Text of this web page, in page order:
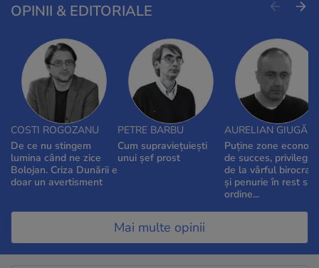
OPINII & EDITORIALE
COSTI ROGOZANU
De ce nu stingem
lumina când ne zice
Bolojan. Criza Dunării e
doar un avertisment
PETRE BARBU
Cum supraviețuiești
unui șef prost
AURELIAN GIUGĂL
Puține zone
de succes,
de la vârful
și penurie în rest sau
ordine...
Mai multe opinii